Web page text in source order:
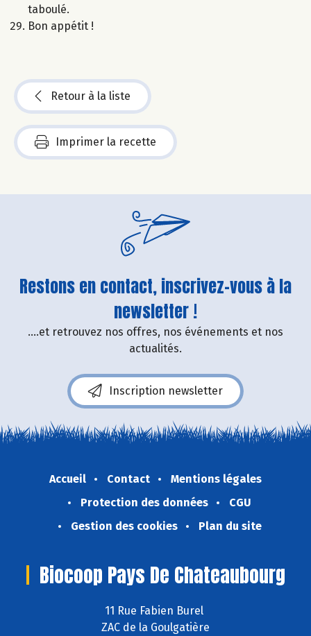
taboulé.
Bon appétit !
Retour à la liste
Imprimer la recette
Restons en contact, inscrivez-vous à la
newsletter !
....et retrouvez nos offres, nos événements et nos
actualités.
Inscription newsletter
Accueil Contact
Mentions légales
Protection des données
CGU
Gestion des cookies
Plan du site
Biocoop Pays De Chateaubourg
11 Rue Fabien Burel
ZAC de la Goulgatière